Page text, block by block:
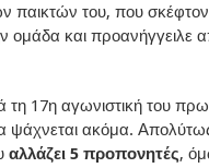
παικτών του, που
ομάδα και προανήγγειλε
τη 17η αγωνιστική του
ψάχνεται ακόμα. Απολύτως
αλλάζει 5 προπονητές,